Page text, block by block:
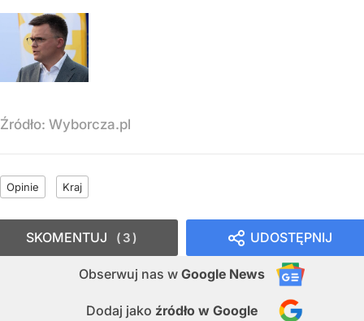
Źródło: Wyborcza.pl
Opinie Kraj
UDOSTĘPNIJ
Obserwuj nas w Google News
Dodaj jako źródło w Google
SKOMENTUJ 3